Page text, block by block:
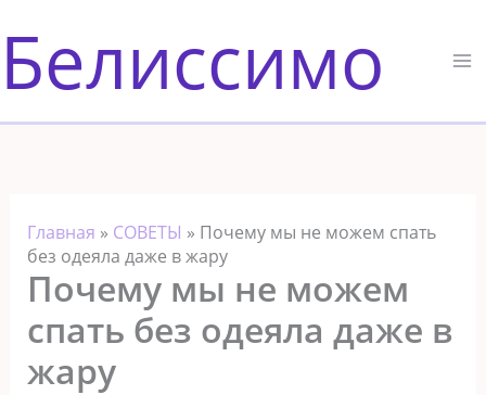
к
содержимому
Белиссимо
Главная » СОВЕТЫ » Почему мы не можем спать
без одеяла даже в жару
Почему мы не можем
спать без одеяла даже в
жару